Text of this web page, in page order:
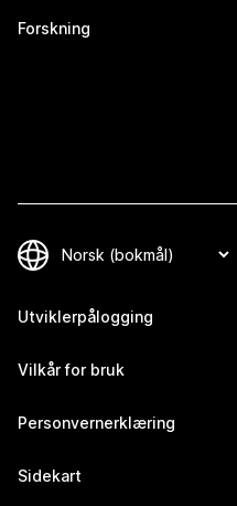
Forskning
Utviklerpålogging
Vilkår for bruk
Personvernerklæring
Sidekart